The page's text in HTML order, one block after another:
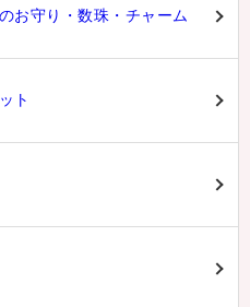
お守り・数珠・チャーム
ト